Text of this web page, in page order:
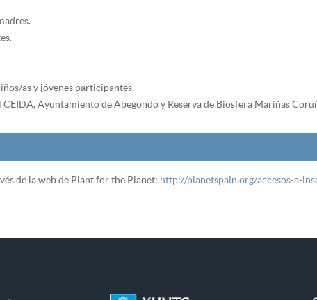
as y jóvenes participantes.
Ayuntamiento de Abegondo y Reserva de Biosfera Mariñas
de la web de Plant for the Planet: http://planetspain.org/accesos-a-